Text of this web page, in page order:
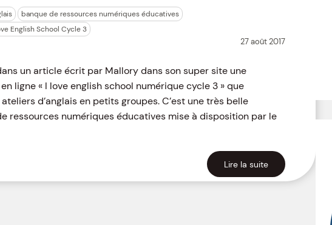
banque de ressources numériques éducatives
English School Cycle 3
27 août 2017
un article écrit par Mallory dans son super site une
ligne « I love english school numérique cycle 3 » que
d’anglais en petits groupes. C’est une très belle
ressources numériques éducatives mise à disposition par le
Lire la suite